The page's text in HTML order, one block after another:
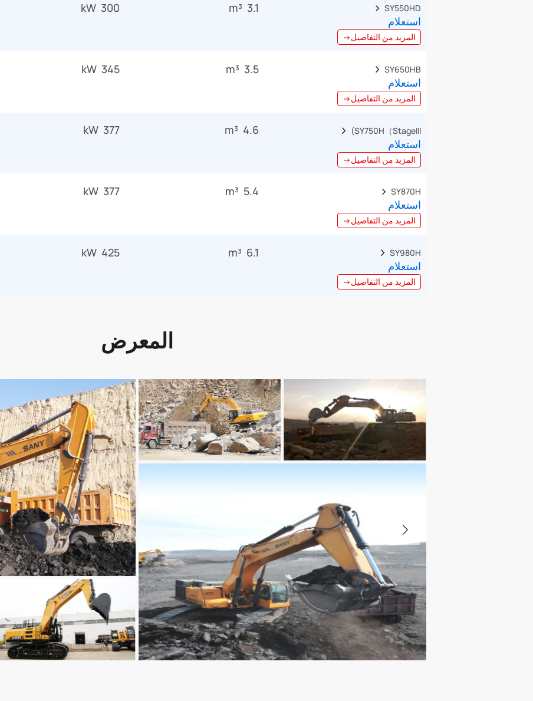
SY550HD
استعلام
المزيد من التفاصيل→
3.1 m³
300 kW
SY650HB
استعلام
المزيد من التفاصيل→
3.5 m³
345 kW
SY750H（StageIII)
استعلام
المزيد من التفاصيل→
4.6 m³
377 kW
SY870H
استعلام
المزيد من التفاصيل→
5.4 m³
377 kW
SY980H
استعلام
المزيد من التفاصيل→
6.1 m³
425 kW
المعرض